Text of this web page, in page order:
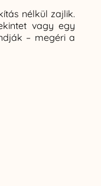
nélkül zajlik.
vagy egy
– megéri a